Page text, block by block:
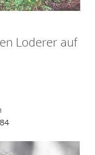
Loderer auf